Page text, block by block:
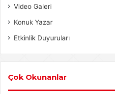
Video Galeri
Konuk Yazar
Etkinlik Duyuruları
Çok Okunanlar